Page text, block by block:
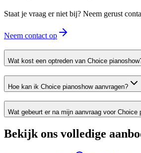
Staat je vraag er niet bij? Neem gerust
Neem contact op
Wat kost een optreden van Choice
Hoe kan ik Choice pianoshow aanvragen?
Wat gebeurt er na mijn aanvraag voor Choice
Bekijk ons volledige